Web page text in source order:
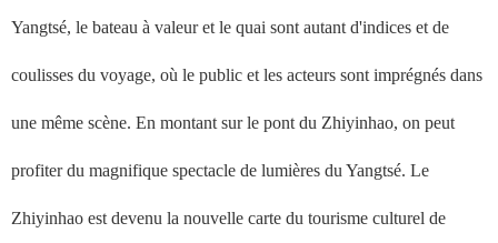
Yangtsé, le bateau à valeur et le quai sont autant d'indices et de
coulisses du voyage, où le public et les acteurs sont imprégnés dans
une même scène. En montant sur le pont du Zhiyinhao, on peut
profiter du magnifique spectacle de lumières du Yangtsé. Le
Zhiyinhao est devenu la nouvelle carte du tourisme culturel de